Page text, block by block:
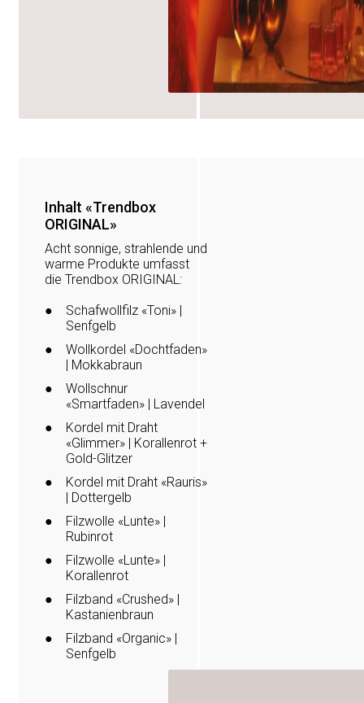
Entdecken Sie
Gartenbau,
Sortiment, das auf
abgestimmt ist.
passend für Ihren
Inhalt «Trendbox
ORIGINAL»
Acht sonnige, strahlende und
warme Produkte umfasst
die Trendbox ORIGINAL:
Schafwollfilz «Toni» |
Senfgelb
Wollkordel «Dochtfaden»
| Mokkabraun
Wollschnur
«Smartfaden» | Lavendel
Kordel mit Draht
«Glimmer» | Korallenrot +
Gold-Glitzer
Kordel mit Draht «Rauris»
| Dottergelb
Filzwolle «Lunte» |
Rubinrot
Filzwolle «Lunte» |
Korallenrot
Filzband «Crushed» |
Kastanienbraun
Filzband «Organic» |
Senfgelb